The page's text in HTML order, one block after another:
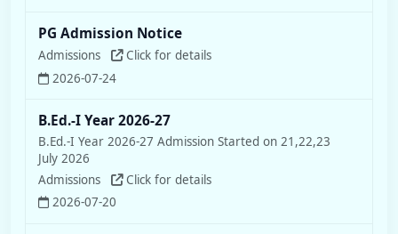
PG Admission Notice
Admissions
Click for details
2026-07-24
B.Ed.-I Year 2026-27
B.Ed.-I Year 2026-27 Admission Started on 21,22,23
July 2026
Admissions
Click for details
2026-07-20